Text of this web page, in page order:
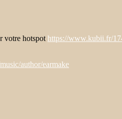
votre hotspot https://www.kubii.fr/
author/earmake